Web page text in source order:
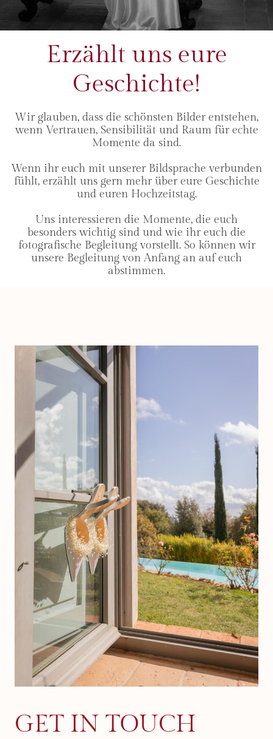
Erzählt uns eure
Geschichte!
Wir glauben, dass die schönsten Bilder entstehen,
wenn Vertrauen, Sensibilität und Raum für echte
Momente da sind.
Wenn ihr euch mit unserer Bildsprache verbunden
fühlt, erzählt uns gern mehr über eure Geschichte
und euren Hochzeitstag.
Uns interessieren die Momente, die euch
besonders wichtig sind und wie ihr euch die
fotografische Begleitung vorstellt. So können wir
unsere Begleitung von Anfang an auf euch
abstimmen.
GET IN TOUCH